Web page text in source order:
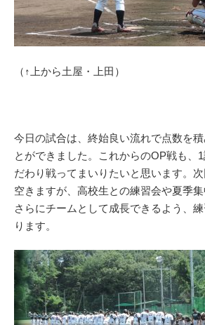
（↑上から土屋・上田）
今日の試合は、終始良い流れで点数を
とができました。これからのOP戦も、
だわり戦ってまいりたいと思います。
空きますが、高校生との練習会や夏季
さらにチームとして成長できるよう、
ります。